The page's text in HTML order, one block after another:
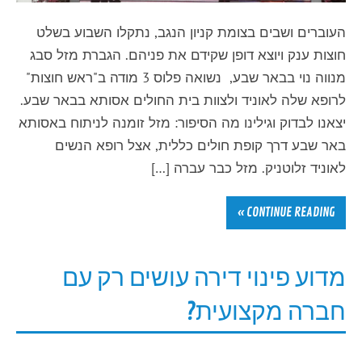
העוברים ושבים בצומת קניון הנגב, נתקלו השבוע בשלט
חוצות ענק ויוצא דופן שקידם את פניהם. הגברת מזל סבג
מנווה נוי בבאר שבע, נשואה פלוס 3 מודה ב"ראש חוצות"
לרופא שלה לאוניד ולצוות בית החולים אסותא בבאר שבע.
יצאנו לבדוק וגילינו מה הסיפור: מזל זומנה לניתוח באסותא
באר שבע דרך קופת חולים כללית, אצל רופא הנשים
לאוניד זלוטניק. מזל כבר עברה […]
CONTINUE READING »
מדוע פינוי דירה עושים רק עם
חברה מקצועית?